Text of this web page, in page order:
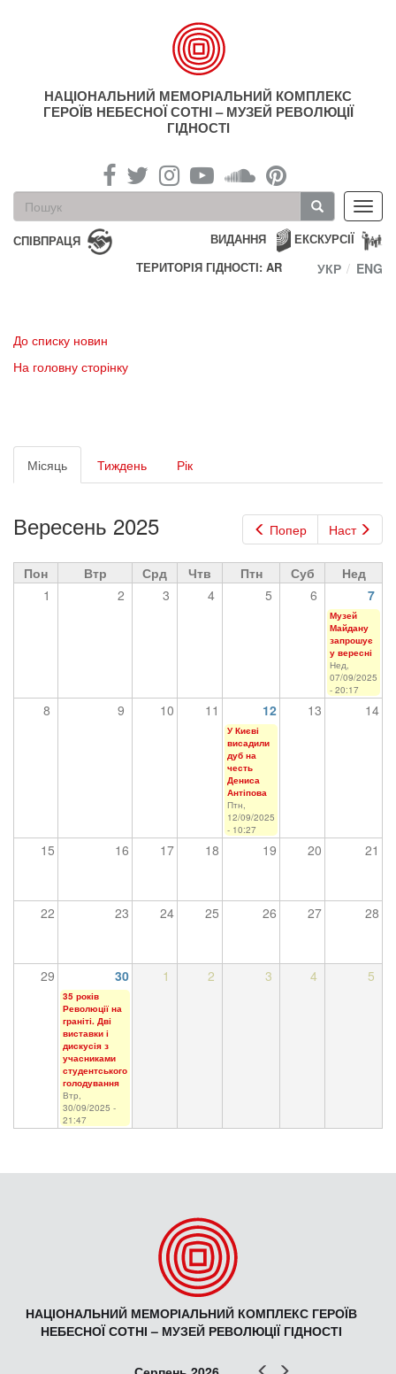
НАЦІОНАЛЬНИЙ МЕМОРІАЛЬНИЙ КОМПЛЕКС
ГЕРОЇВ НЕБЕСНОЇ СОТНІ – МУЗЕЙ РЕВОЛЮЦІЇ
ГІДНОСТІ
Пошукова
форма
Пошук
СПІВПРАЦЯ ЕКСКУРСІЇ
ВИДАННЯ
ТЕРИТОРІЯ ГІДНОСТІ: AR
УКР ENG
До списку новин
На головну сторінку
Первинні
вкладки
Місяць (активна
вкладка)
Тиждень Рік
Попер Наст
Вересень 2025
Пон Втр Срд Чтв Птн Суб
Нед
1
2 3 4 5 6 7
Музей
Майдану
запрошує
у вересні
Нед,
07/09/2025
- 20:17
8 9 10 11 12 13 14
У Києві
висадили
дуб на
честь
Дениса
Антіпова
Птн,
12/09/2025
- 10:27
15 16 17 18 19 20 21
22 23 24 25 26 27 28
29 30 1 2 3 4 5
35 років
Революції на
граніті. Дві
виставки і
дискусія з
учасниками
студентського
голодування
Втр,
30/09/2025 -
21:47
НАЦІОНАЛЬНИЙ МЕМОРІАЛЬНИЙ КОМПЛЕКС ГЕРОЇВ
НЕБЕСНОЇ СОТНІ – МУЗЕЙ РЕВОЛЮЦІЇ ГІДНОСТІ
Попер